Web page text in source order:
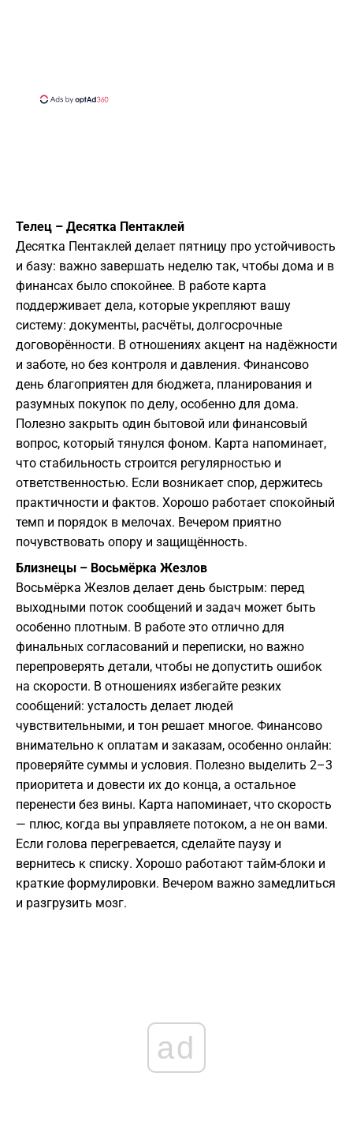
Телец – Десятка Пентаклей
Десятка Пентаклей делает пятницу про устойчивость
и базу: важно завершать неделю так, чтобы дома и в
финансах было спокойнее. В работе карта
поддерживает дела, которые укрепляют вашу
систему: документы, расчёты, долгосрочные
договорённости. В отношениях акцент на надёжности
и заботе, но без контроля и давления. Финансово
день благоприятен для бюджета, планирования и
разумных покупок по делу, особенно для дома.
Полезно закрыть один бытовой или финансовый
вопрос, который тянулся фоном. Карта напоминает,
что стабильность строится регулярностью и
ответственностью. Если возникает спор, держитесь
практичности и фактов. Хорошо работает спокойный
темп и порядок в мелочах. Вечером приятно
почувствовать опору и защищённость.
Близнецы – Восьмёрка Жезлов
Восьмёрка Жезлов делает день быстрым: перед
выходными поток сообщений и задач может быть
особенно плотным. В работе это отлично для
финальных согласований и переписки, но важно
перепроверять детали, чтобы не допустить ошибок
на скорости. В отношениях избегайте резких
сообщений: усталость делает людей
чувствительными, и тон решает многое. Финансово
внимательно к оплатам и заказам, особенно онлайн:
проверяйте суммы и условия. Полезно выделить 2–3
приоритета и довести их до конца, а остальное
перенести без вины. Карта напоминает, что скорость
— плюс, когда вы управляете потоком, а не он вами.
Если голова перегревается, сделайте паузу и
вернитесь к списку. Хорошо работают тайм-блоки и
краткие формулировки. Вечером важно замедлиться
и разгрузить мозг.
ad